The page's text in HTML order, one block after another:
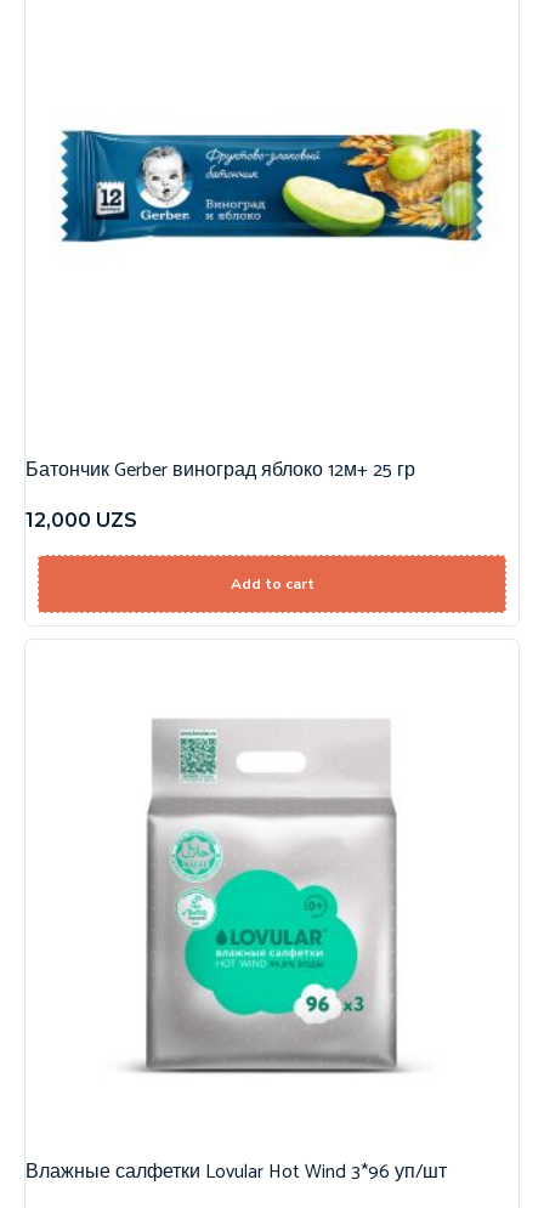
Батончик Gerber виноград яблоко 12м+ 25 гр
12,000 UZS
Add to cart
Влажные салфетки Lovular Hot Wind 3*96 уп/шт